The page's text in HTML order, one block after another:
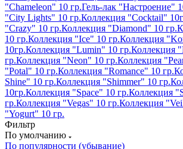
"Chameleon" 10 гр.Гель-лак "Настроение"
"City Lights" 10 гр.Коллекция "Cocktail"
"Crazy" 10 гр.Коллекция "Diamond" 10 гр.
10 гр.Коллекция "Ice" 10 гр.Коллекция
10гр.Коллекция "Lumin" 10 гр.Коллекция
гр.Коллекция "Neon" 10 гр.Коллекция
"Potal" 10 гр.Коллекция "Romance" 10 гр.
Shine" 10 гр.Коллекция "Shimmer" 10 гр.
10гр.Коллекция "Space" 10 гр.Коллекция
гр.Коллекция "Vegas" 10 гр.Коллекция
"Yogurt" 10 гр.
Фильтр
По умолчанию
По популярности (убывание)